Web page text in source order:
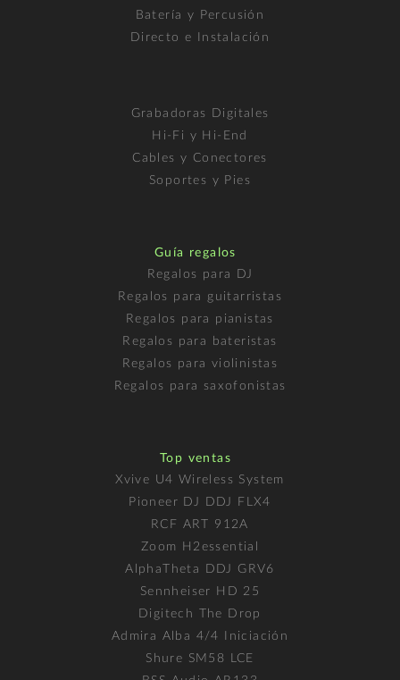
Batería y Percusión
Directo e Instalación
Grabadoras Digitales
Hi-Fi y Hi-End
Cables y Conectores
Soportes y Pies
Guía regalos
Regalos para DJ
Regalos para guitarristas
Regalos para pianistas
Regalos para bateristas
Regalos para violinistas
Regalos para saxofonistas
Top ventas
Xvive U4 Wireless System
Pioneer DJ DDJ FLX4
RCF ART 912A
Zoom H2essential
AlphaTheta DDJ GRV6
Sennheiser HD 25
Digitech The Drop
Admira Alba 4/4 Iniciación
Shure SM58 LCE